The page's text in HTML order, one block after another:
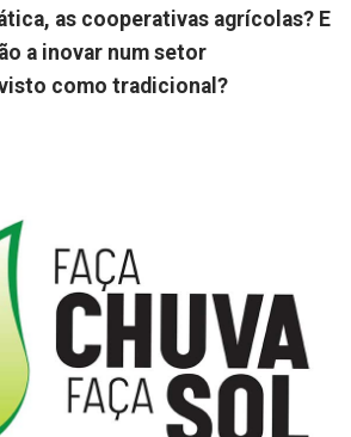
as cooperativas agrícolas? E
a inovar num setor
como tradicional?